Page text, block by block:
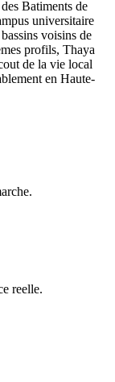
Batiments de
universitaire
voisins de
profils, Thaya
de la vie local
en Haute-
reelle.